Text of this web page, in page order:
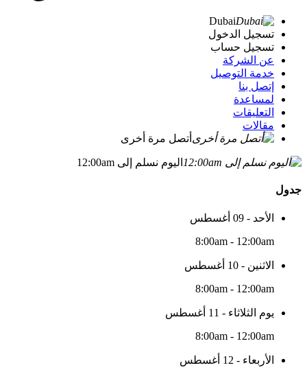
Dubai
تسجيل الدخول
تسجيل حساب
عن الشركة
خدمة التوصيل
إتصل بنا
لمساعدة
التعليقات
مقالات
أتصل مرة أخرى
اليوم نسلم إلى 12:00am
جدول
الأحد - 09 أغسطس
8:00am - 12:00am
الاثنين - 10 أغسطس
8:00am - 12:00am
يوم الثلاثاء - 11 أغسطس
8:00am - 12:00am
الأربعاء - 12 أغسطس